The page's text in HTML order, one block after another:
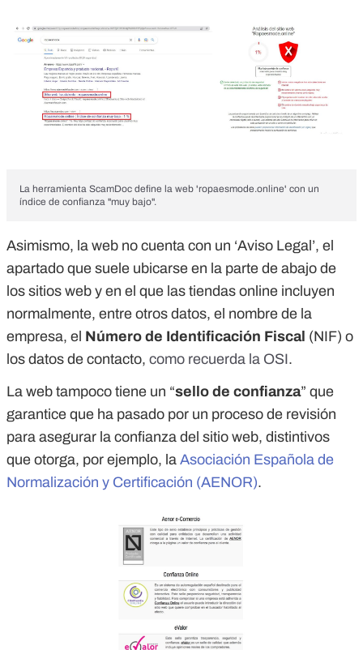
La herramienta ScamDoc define la web 'ropaesmode.online' con un
índice de confianza "muy bajo".
Asimismo, la web no cuenta con un ‘Aviso Legal’, el
apartado que suele ubicarse en la parte de abajo de
los sitios web y en el que las tiendas online incluyen
normalmente, entre otros datos, el nombre de la
empresa, el Número de Identificación Fiscal (NIF) o
los datos de contacto, como recuerda la OSI.
La web tampoco tiene un “sello de confianza” que
garantice que ha pasado por un proceso de revisión
para asegurar la confianza del sitio web, distintivos
que otorga, por ejemplo, la Asociación Española de
Normalización y Certificación (AENOR).